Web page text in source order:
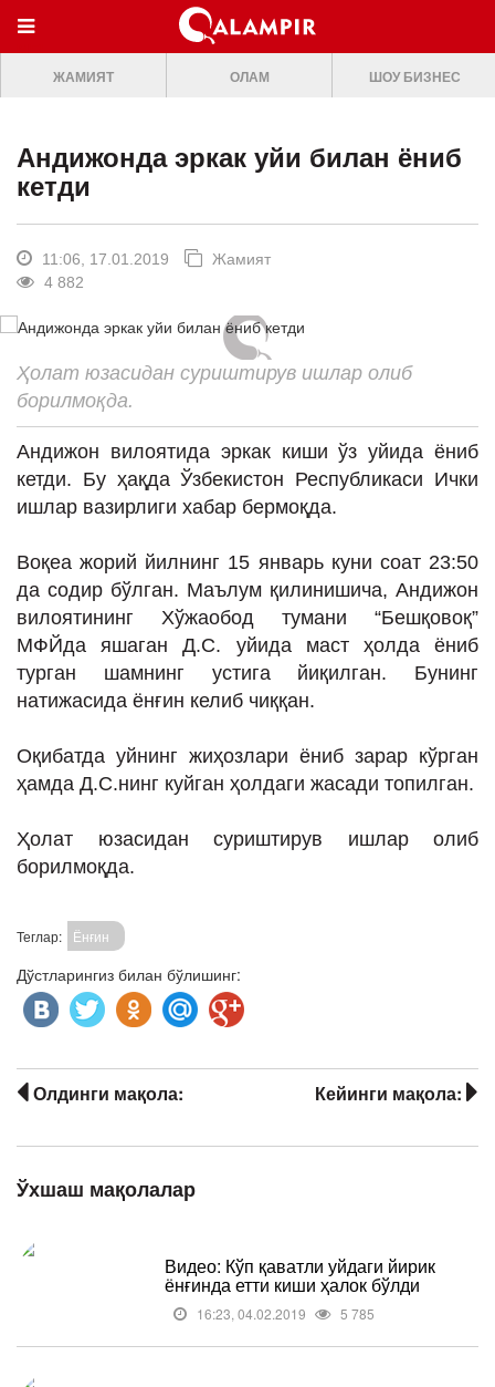
МЕНЮ
ONLINE TV
ЖАМИЯТ
ШОУ-БИЗНЕС
Мусиқа
Клип
Кино
ИНТЕРВЬЮ
Таҳлил
Бу қизиқ
СПОРТ
ЖАМИЯТ ОЛАМ ШОУ БИЗНЕС
Андижонда эркак уйи билан ёниб
кетди
11:06, 17.01.2019
Жамият
4 882
Ҳолат юзасидан суриштирув ишлар олиб
борилмоқда.
Андижон вилоятида эркак киши ўз уйида ёниб
кетди. Бу ҳақда Ўзбекистон Республикаси Ички
ишлар вазирлиги хабар бермоқда.
Воқеа жорий йилнинг 15 январь куни соат 23:50
да содир бўлган. Маълум қилинишича, Андижон
вилоятининг Хўжаобод тумани “Бешқовоқ”
МФЙда яшаган Д.С. уйида маст ҳолда ёниб
турган шамнинг устига йиқилган. Бунинг
натижасида ёнғин келиб чиққан.
Оқибатда уйнинг жиҳозлари ёниб зарар кўрган
ҳамда Д.С.нинг куйган ҳолдаги жасади топилган.
Ҳолат юзасидан суриштирув ишлар олиб
борилмоқда.
Теглар: Ёнғин
Дўстларингиз билан бўлишинг:
Кейинги мақола:
Олдинги мақола:
Ўхшаш мақолалар
Видео: Кўп қаватли уйдаги йирик
ёнғинда етти киши ҳалок бўлди
16:23, 04.02.2019 5 785